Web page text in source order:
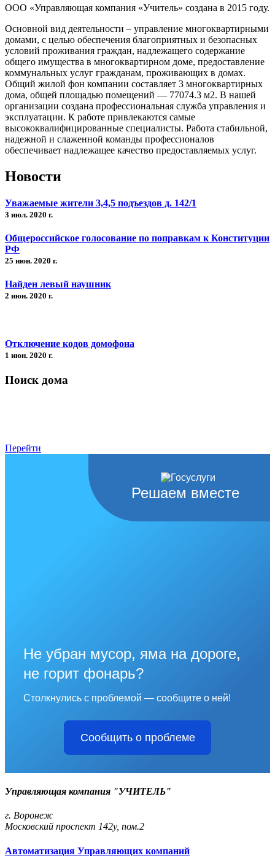
ООО «Управляющая компания «Учитель» создана в 2015 году.
Основной вид деятельности – управление многоквартирными
домами, с целью обеспечения благоприятных и безопасных
условий проживания граждан, надлежащего содержание
общего имущества в многоквартирном доме, предоставление
коммунальных услуг гражданам, проживающих в домах.
Общий жилой фон компании составляет 3 многоквартирных
дома, общей площадью помещений — 77074.3 м2. В нашей
организации создана профессиональная служба управления и
эксплуатации. К работе привлекаются самые
высококвалифицированные специалисты. Работа стабильной,
надежной и слаженной команды профессионалов
обеспечивает надлежащее качество предоставляемых услуг.
Новости
Уважаемые жители 3,4,5 подъездов д. 142/1
3 июл. 2020 г.
Общероссийское голосование по поправкам к Конституции
РФ
25 июн. 2020 г.
Найден левый наушник
2 июн. 2020 г.
Отключение кодов домофона
1 июн. 2020 г.
Поиск дома
Перейти
Решаем вместе
Не убран мусор, яма на дороге,
не горит фонарь?
Столкнулись с проблемой — сообщите о ней!
Сообщить о проблеме
Управляющая компания "УЧИТЕЛЬ"
г. Воронеж
Московский проспект 142у, пом.2
Автоматизация Управляющих компаний